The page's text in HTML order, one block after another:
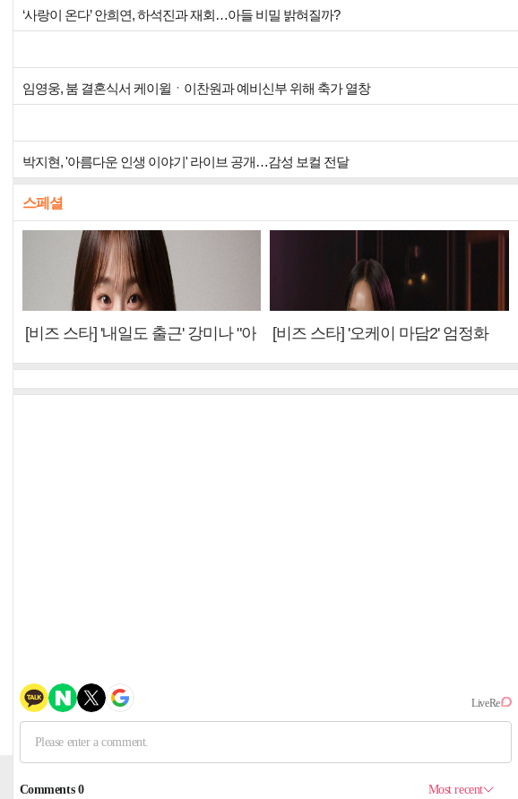
‘사랑이 온다’ 안희연, 하석진과 재회…아들 비밀 밝혀질까?
임영웅, 붐 결혼식서 케이윌ㆍ이찬원과 예비신부 위해 축가 열창
박지현, '아름다운 인생 이야기' 라이브 공개…감성 보컬 전달
스페셜
[비즈 스타] '내일도 출근' 강미나 "아
[비즈 스타] '오케이 마담2' 엄정화